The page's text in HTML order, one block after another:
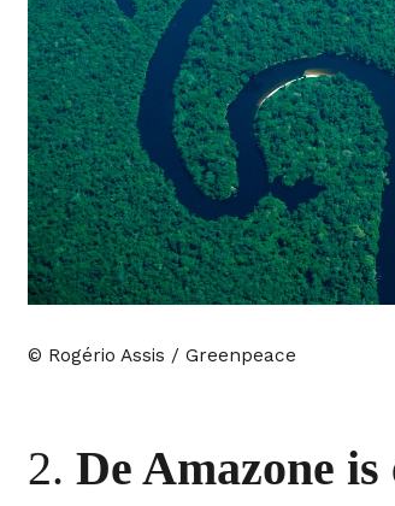
© Rogério Assis / Greenpeace
2. De Amazone is